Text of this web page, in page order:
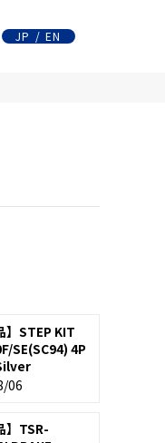
JP / EN
】STEP KIT
SE(SC94) 4P
06
】TSR-